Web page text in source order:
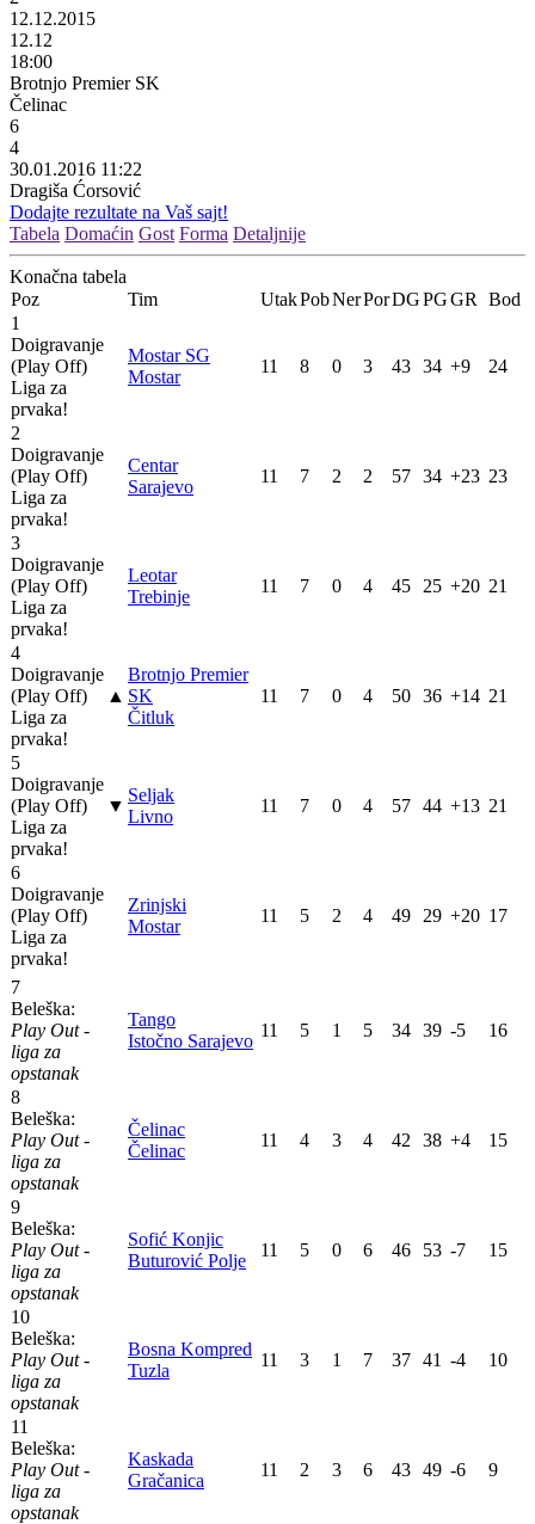
12.12.2015
12.12
18:00
Brotnjo Premier SK
Čelinac
6
4
30.01.2016 11:22
Dragiša Ćorsović
Dodajte rezultate na Vaš sajt!
Tabela Domaćin Gost Forma Detaljnije
Konačna tabela
Poz
Tim UtakPobNerPorDGPGGR
Bod
1
Doigravanje
(Play Off)
Liga za
prvaka!
Mostar SG
Mostar
11 8 0 3 43 34 +9 24
2
Doigravanje
(Play Off)
Liga za
prvaka!
Centar
Sarajevo
11 7 2 2 57 34 +23 23
3
Doigravanje
(Play Off)
Liga za
prvaka!
Leotar
Trebinje
11 7 0 4 45 25 +20 21
4
Doigravanje
(Play Off)
Liga za
prvaka!
▲
Brotnjo Premier
SK
Čitluk
11 7 0 4 50 36 +14 21
5
Doigravanje
(Play Off)
Liga za
prvaka!
▼
Seljak
Livno
11 7 0 4 57 44 +13 21
6
Doigravanje
(Play Off)
Liga za
prvaka!
Zrinjski
Mostar
11 5 2 4 49 29 +20 17
7
Beleška:
Play Out -
liga za
opstanak
Tango
Istočno Sarajevo
11 5 1 5 34 39 -5 16
8
Beleška:
Play Out -
liga za
opstanak
Čelinac
Čelinac
11 4 3 4 42 38 +4 15
9
Beleška:
Play Out -
liga za
opstanak
Sofić Konjic
Buturović Polje
11 5 0 6 46 53 -7 15
10
Beleška:
Play Out -
liga za
opstanak
Bosna Kompred
Tuzla
11 3 1 7 37 41 -4 10
11
Beleška:
Play Out -
liga za
opstanak
Kaskada
Gračanica
11 2 3 6 43 49 -6 9